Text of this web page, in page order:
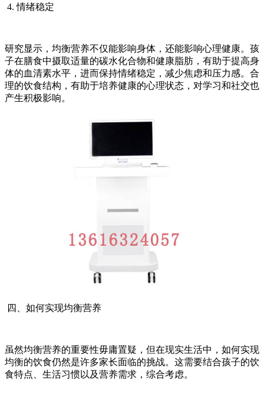
4. 情绪稳定
研究显示，均衡营养不仅能影响身体，还能影响心理健康。孩
子在膳食中摄取适量的碳水化合物和健康脂肪，有助于提高身
体的血清素水平，进而保持情绪稳定，减少焦虑和压力感。合
理的饮食结构，有助于培养健康的心理状态，对学习和社交也
产生积极影响。
四、如何实现均衡营养
虽然均衡营养的重要性毋庸置疑，但在现实生活中，如何实现
均衡的饮食仍然是许多家长面临的挑战。这需要结合孩子的饮
食特点、生活习惯以及营养需求，综合考虑。